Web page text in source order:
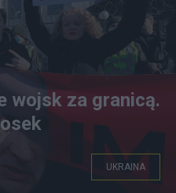
wojsk za granicą.
UKRAINA